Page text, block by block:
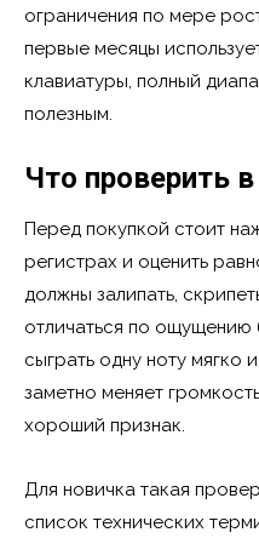
ограничения по мере
первые месяцы
клавиатуры, полный
полезным.
Что проверить
Перед покупкой стоит
регистрах и оценить
должны залипать,
отличаться по ощущению
сыграть одну ноту мягко
заметно меняет
хороший признак.
Для новичка такая
список технических